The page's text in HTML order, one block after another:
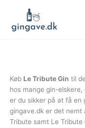
indholdet
Køb Le Tribute Gin til
hos mange gin-
er du sikker på at få en
gingave.dk er det nemt
Tribute samt Le